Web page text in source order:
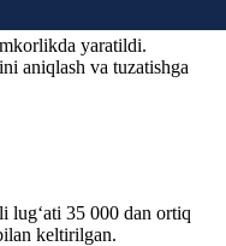
yaratildi.
aniqlash va tuzatishga
35 000 dan ortiq
keltirilgan.